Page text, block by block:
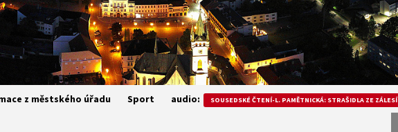
z městského úřadu Sport audio: SOUSEDSKÉ ČTENÍ-L. PAMĚTNICKÁ: STRAŠIDLA ZE ZÁLESÍ